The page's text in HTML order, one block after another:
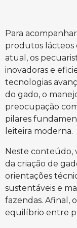
Para
produtos lácteos
atual, os
inovadoras e
tecnologias
do gado, o
preocupação
pilares
leiteira moderna.
Neste conteúdo,
da criação de
orientações
sustentáveis e
fazendas. Afinal,
equilíbrio entre